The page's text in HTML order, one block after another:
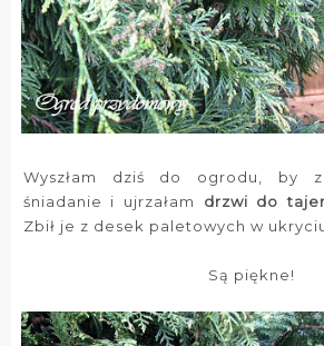
Wyszłam dziś do ogrodu, by
śniadanie i ujrzałam
drzwi do
Zbił je z desek paletowych w
Są piękne!